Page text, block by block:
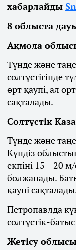
хабарлайды
8 облыста
Ақмола
Түнде және
солтүстігінде
өрт қаупі, ал
сақталады.
Солтүстік
Түнде және
Күндіз
екпіні 15 – 20
болжанады.
қаупі сақталады.
Петропавлда
солтүстік-батыс
Жетісу облысы